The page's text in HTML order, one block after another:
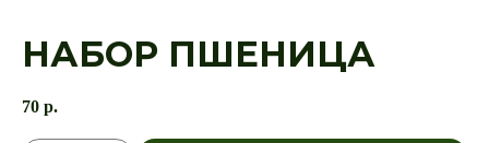
НАБОР ПШЕНИЦА
70 р.